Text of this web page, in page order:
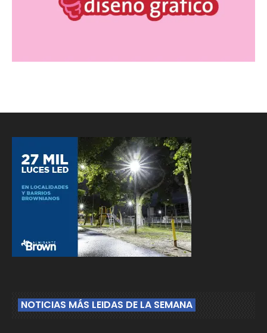
NOTICIAS MÁS LEIDAS DE LA SEMANA